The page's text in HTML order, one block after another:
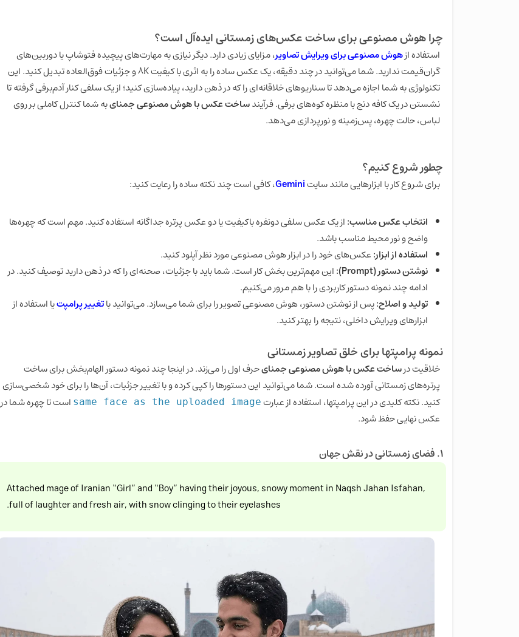
چرا هوش مصنوعی برای ساخت عکس‌های زمستانی ایده‌آل است؟
استفاده ازهوش مصنوعی برای ویرایش تصاویر، مزایای زیادی دارد. دیگر نیازی به مهارت‌های پیچیده فتوشاپ یا دوربین‌های
گران‌قیمت ندارید. شما می‌توانید در چند دقیقه، یک عکس ساده را به اثری با کیفیت 8K و جزئیات فوق‌العاده تبدیل کنید. این
تکنولوژی به شما اجازه می‌دهد تا سناریوهای خلاقانه‌ای را که در ذهن دارید، پیاده‌سازی کنید؛ از یک سلفی کنار آدم‌برفی گرفته تا
نشستن در یک کافه دنج با منظره کوه‌های برفی. فرآیندساخت عکس با هوش مصنوعی جمنایبه شما کنترل کاملی بر روی
لباس، حالت چهره، پس‌زمینه و نورپردازی می‌دهد.
چطور شروع کنیم؟
برای شروع کار با ابزارهایی مانند سایتGemini، کافی است چند نکته ساده را رعایت کنید:
انتخاب عکس مناسب:از یک عکس سلفی دونفره باکیفیت یا دو عکس پرتره جداگانه استفاده کنید. مهم است که چهره‌ها
واضح و نور محیط مناسب باشد.
استفاده از ابزار:عکس‌های خود را در ابزار هوش مصنوعی مورد نظر آپلود کنید.
نوشتن دستور (Prompt):
این مهم‌ترین بخش کار است. شما باید با جزئیات، صحنه‌ای را که در ذهن دارید توصیف کنید. در
ادامه چند نمونه دستور کاربردی را با هم مرور می‌کنیم.
تولید و اصلاح:پس از نوشتن دستور، هوش مصنوعی تصویر را برای شما می‌سازد. می‌توانید باتغییر پرامپتیا استفاده از
ابزارهای ویرایش داخلی، نتیجه را بهتر کنید.
نمونه پرامپتها برای خلق تصاویر زمستانی
خلاقیت درساخت عکس با هوش مصنوعی جمنایحرف اول را می‌زند. در اینجا چند نمونه دستور الهام‌بخش برای ساخت
پرتره‌های زمستانی آورده شده است. شما می‌توانید این دستورها را کپی کرده و با تغییر جزئیات، آن‌ها را برای خود شخصی‌سازی
کنید. نکته کلیدی در این پرامپتها، استفاده از عبارت same face as the uploaded image است تا چهره شما در
عکس نهایی حفظ شود.
۱. فضای زمستانی در نقش جهان
Attached mage of Iranian “Girl” and “Boy” having their joyous, snowy moment in Naqsh Jahan Isfahan,
full of laughter and fresh air, with snow clinging to their eyelashes.